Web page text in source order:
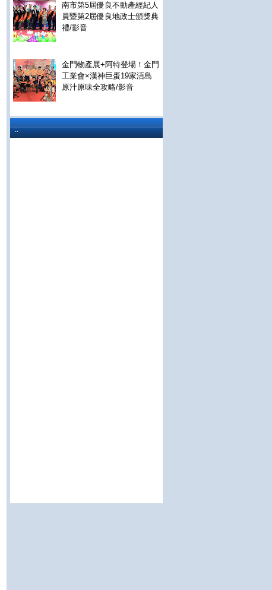
南市第5屆優良不動產經紀人
員暨第2屆優良地政士頒獎典
禮/影音
金門物產展+阿特登場！金門
工業會×漢神巨蛋19家浯島
原汁原味全攻略/影音
..